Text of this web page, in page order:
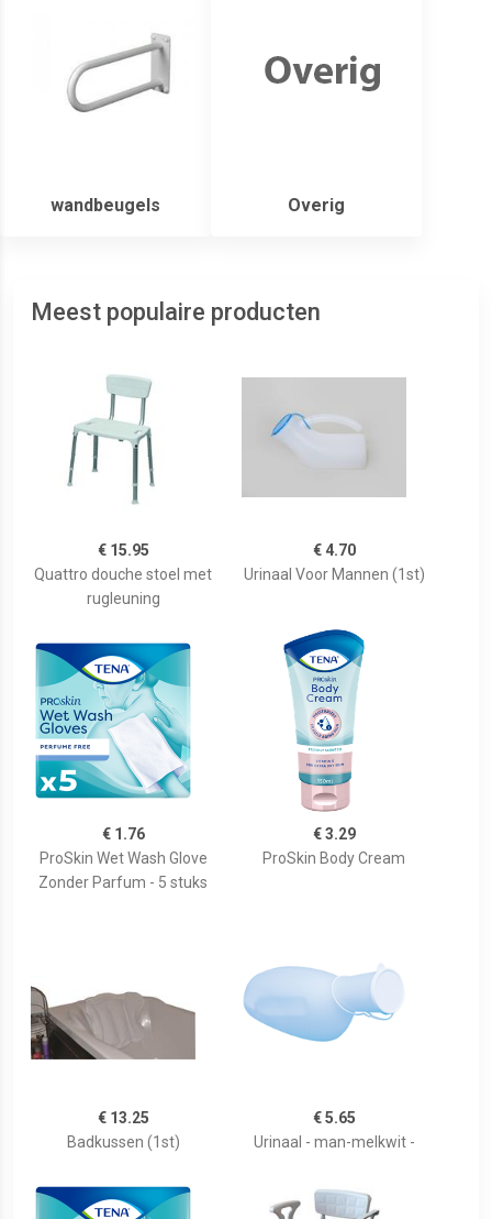
wandbeugels Overig
Meest populaire producten
€ 15.95
Quattro douche stoel met
rugleuning
€ 4.70
Urinaal Voor Mannen (1st)
€ 1.76
ProSkin Wet Wash Glove
Zonder Parfum - 5 stuks
€ 3.29
ProSkin Body Cream
€ 13.25
Badkussen (1st)
€ 5.65
Urinaal - man-melkwit -